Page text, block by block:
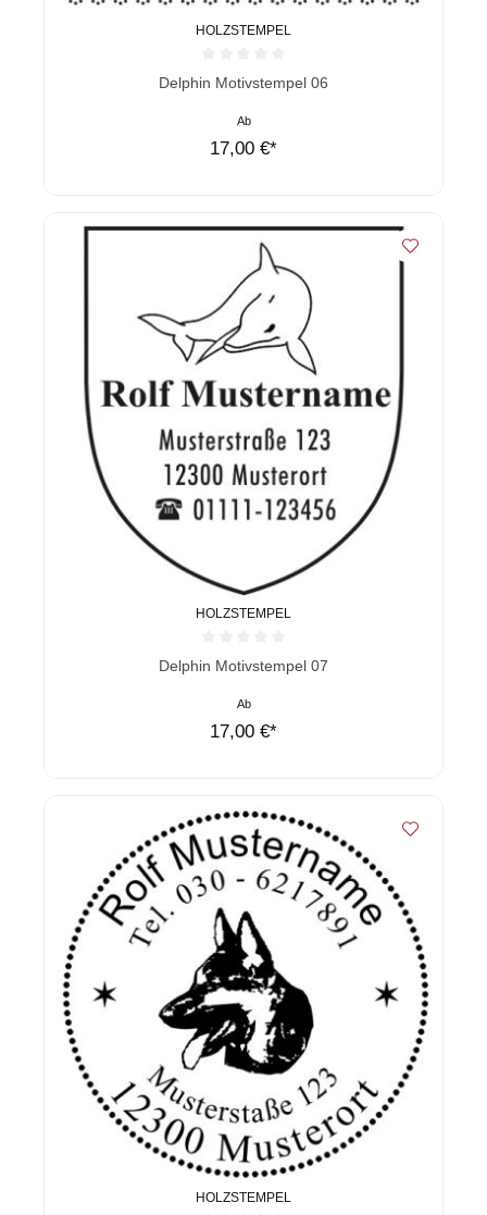
HOLZSTEMPEL
Durchschnittliche Bewertung von 0 von 5 Sternen
Delphin Motivstempel 06
Ab
17,00 €*
HOLZSTEMPEL
Durchschnittliche Bewertung von 0 von 5 Sternen
Delphin Motivstempel 07
Ab
17,00 €*
HOLZSTEMPEL